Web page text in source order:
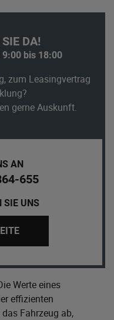
DA!
bis 18:00
zum Leasingvertrag
gerne Auskunft.
AN
655
SIE UNS
Werte eines
effizienten
Fahrzeug ab,